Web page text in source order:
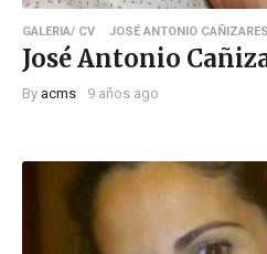
GALERIA/ CV JOSÉ ANTONIO
José Antonio
By acms 9 años ago